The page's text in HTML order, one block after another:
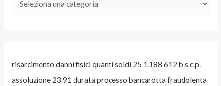
O
C
risarcimento danni fisici quanti soldi 25 1.188 612 bis c.p.
assoluzione 23 91 durata processo bancarotta fraudolenta